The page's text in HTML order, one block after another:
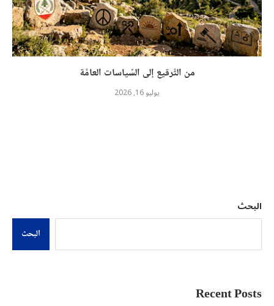
من التَّرقيع إلى السِّياسات العامَّة
يوليو 16, 2026
البحث
البحث
Recent Posts